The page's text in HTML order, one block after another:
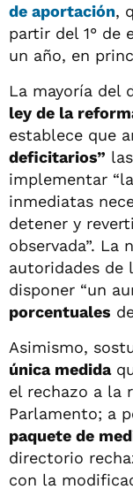
de aportación,
partir del 1° de
un año, en
La mayoría del
ley de la
establece que
deficitarios”
implementar
inmediatas
detener y
observada”. La
autoridades de
disponer “un
porcentuales
Asimismo,
única medida
el rechazo a la
Parlamento; a
paquete de
directorio
con la